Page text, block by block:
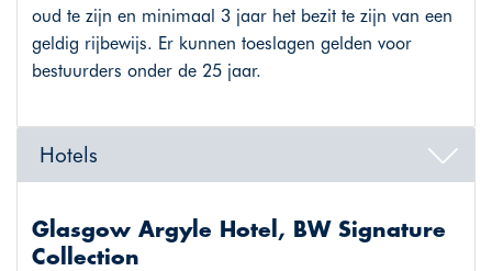
oud te zijn en minimaal 3 jaar het bezit te zijn van een
geldig rijbewijs. Er kunnen toeslagen gelden voor
bestuurders onder de 25 jaar.
Hotels
Glasgow Argyle Hotel, BW Signature
Collection